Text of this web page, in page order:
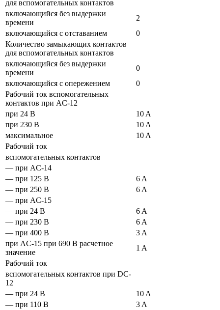
для вспомогательных контактов
включающийся без выдержки
времени
2
включающийся с отставанием
0
Количество замыкающих контактов
для вспомогательных контактов
включающийся без выдержки
времени
0
включающийся с опережением
0
Рабочий ток вспомогательных
контактов при AC-12
при 24 В
10 A
при 230 В
10 A
максимальное
10 A
Рабочий ток
вспомогательных контактов
— при AC-14
— при 125 В
6 A
— при 250 В
6 A
— при AC-15
— при 24 В
6 A
— при 230 В
6 A
— при 400 В
3 A
при AC-15 при 690 В расчетное
значение
1 A
Рабочий ток
вспомогательных контактов при DC-
12
— при 24 В
10 A
— при 110 В
3 A